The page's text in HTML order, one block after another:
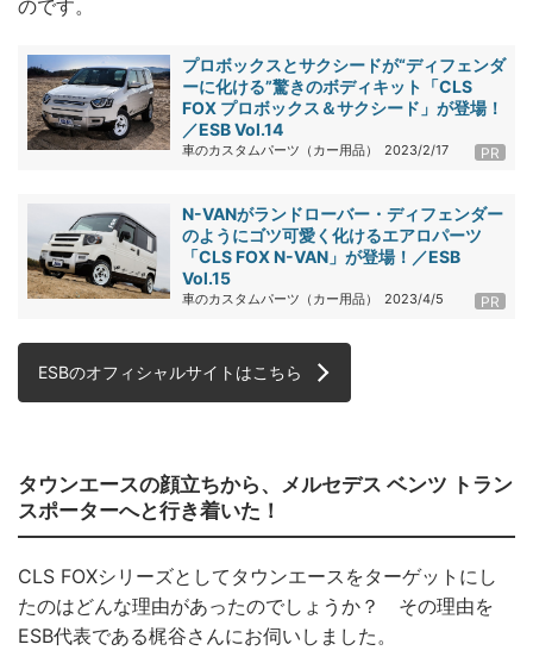
のです。
プロボックスとサクシードが“ディフェンダ
ーに化ける”驚きのボディキット「CLS
FOX プロボックス＆サクシード」が登場！
／ESB Vol.14
車のカスタムパーツ（カー用品） 2023/2/17 PR
N-VANがランドローバー・ディフェンダー
のようにゴツ可愛く化けるエアロパーツ
「CLS FOX N-VAN」が登場！／ESB
Vol.15
車のカスタムパーツ（カー用品） 2023/4/5 PR
ESBのオフィシャルサイトはこちら
タウンエースの顔立ちから、メルセデス ベンツ トラン
スポーターへと行き着いた！
CLS FOXシリーズとしてタウンエースをターゲットにし
たのはどんな理由があったのでしょうか？ その理由を
ESB代表である梶谷さんにお伺いしました。